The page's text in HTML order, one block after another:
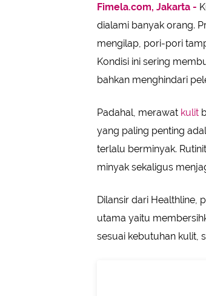
Fimela.com, Jakarta -
dialami banyak orang.
mengilap, pori-pori
Kondisi ini sering
bahkan menghindari
Padahal, merawat kulit
yang paling penting
terlalu berminyak.
minyak sekaligus
Dilansir dari Healthline,
utama yaitu
sesuai kebutuhan kulit,